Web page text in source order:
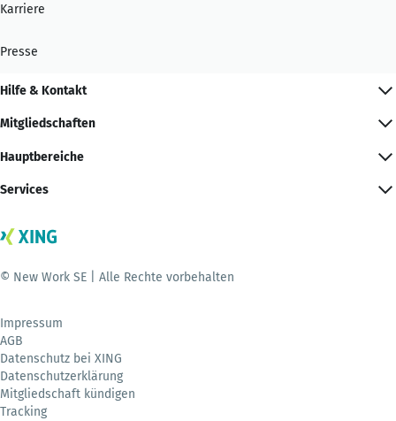
Karriere
Presse
Hilfe & Kontakt
Mitgliedschaften
Hauptbereiche
Services
© New Work SE | Alle Rechte vorbehalten
Impressum
AGB
Datenschutz bei XING
Datenschutzerklärung
Mitgliedschaft kündigen
Tracking